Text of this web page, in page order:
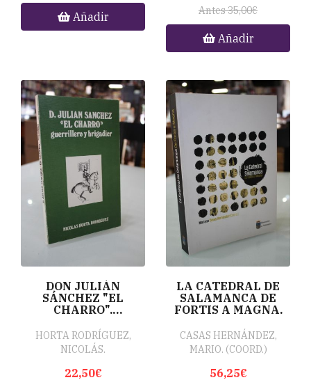
Añadir Antes 35,00€
Añadir
DON JULIÁN
SÁNCHEZ "EL
CHARRO".
BRIGADIER.
HORTA RODRÍGUEZ,
NICOLÁS.
22,50€
LA CATEDRAL DE
SALAMANCA DE
FORTIS A MAGNA.
CASAS HERNÁNDEZ,
MARIO. (COORD.)
56,25€